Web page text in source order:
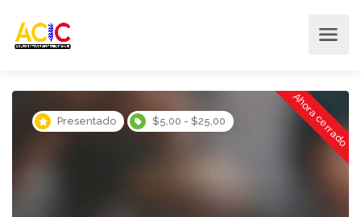
Presentado $5,00 - $25,00 Ahora cerrado